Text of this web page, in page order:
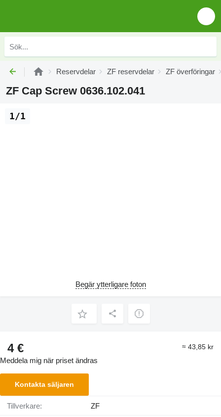
Reservdelar ZF reservdelar ZF överföringar
ZF Cap Screw 0636.102.041
1/1
Begär ytterligare foton
4 € ≈ 43,85 kr
Meddela mig när priset ändras
Kontakta säljaren
Tillverkare: ZF